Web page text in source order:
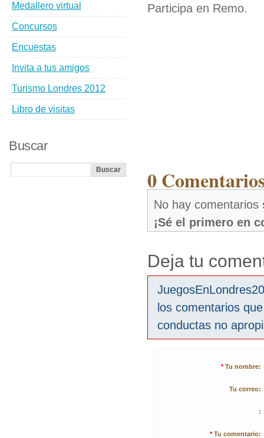
Participa en Remo.
0
No hay
¡Sé el primero en
Deja tu
los comentarios
conductas no
* Tu nombre:
Tu correo:
:
* Tu comentario:
Medallero virtual
Concursos
Encuestas
Invita a tus amigos
Turismo Londres 2012
Libro de visitas
Buscar